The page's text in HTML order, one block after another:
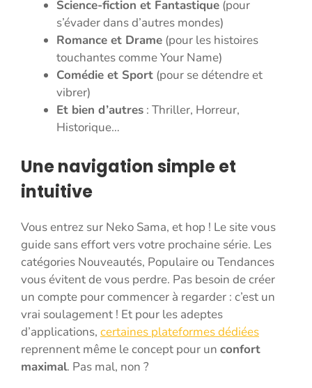
Science-fiction et Fantastique (pour
s’évader dans d’autres mondes)
Romance et Drame (pour les histoires
touchantes comme Your Name)
Comédie et Sport (pour se détendre et
vibrer)
Et bien d’autres : Thriller, Horreur,
Historique…
Une navigation simple et
intuitive
Vous entrez sur Neko Sama, et hop ! Le site vous
guide sans effort vers votre prochaine série. Les
catégories Nouveautés, Populaire ou Tendances
vous évitent de vous perdre. Pas besoin de créer
un compte pour commencer à regarder : c’est un
vrai soulagement ! Et pour les adeptes
d’applications, certaines plateformes dédiées
reprennent même le concept pour un confort
maximal. Pas mal, non ?